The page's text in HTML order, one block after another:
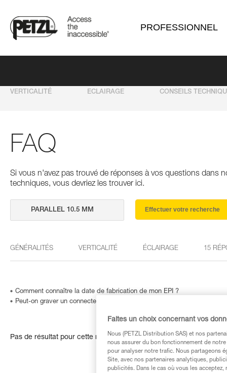
PROFESSIONNEL
VERTICALITÉ ECLAIRAGE CONSEILS
FAQ
Si vous n'avez pas trouvé de réponses à vos questions dans
techniques, vous devriez les trouver ici.
Effectuer votre recherche
GÉNÉRALITÉS VERTICALITÉ ÉCLAIRAGE 15
Comment connaître la date de fabrication de mon EPI ?
Peut-on graver un connecteur… ou comment identifier un produit dont
Pas de résultat pour cette recherche
Faites un choix concernant vos
Nous (PETZL Distribution SAS) et nos
nous assurer du bon fonctionnement de
pour analyser notre trafic. Nous partageons
Site, avec nos partenaires analytiques,
publicités. Dans le cas où vous les